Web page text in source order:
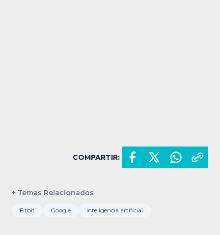
COMPARTIR:
+ Temas Relacionados
Fitbit Google Inteligencia artificial